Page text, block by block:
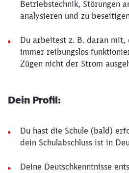
Betriebstechnik, Störungen
analysieren und zu
Du arbeitest z. B. daran mit,
immer reibungslos
Zügen nicht der Strom
Dein Profil:
Du hast die Schule (bald)
dein Schulabschluss ist in
Deine Deutschkenntnisse